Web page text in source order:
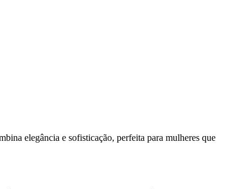
elegância e sofisticação, perfeita para mulheres que